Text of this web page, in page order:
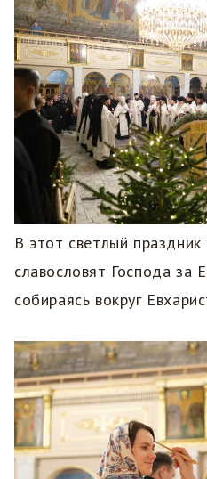
В этот светлый
славословят Господа за
собираясь вокруг